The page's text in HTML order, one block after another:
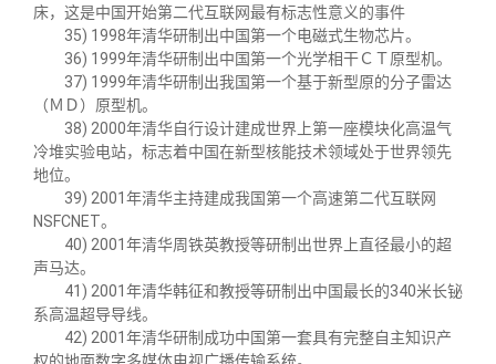
床，这是中国开始第二代互联网最有标志性意义的事件
35) 1998年清华研制出中国第一个电磁式生物芯片。
36) 1999年清华研制出中国第一个光学相干ＣＴ原型机。
37) 1999年清华研制出我国第一个基于新型原的分子雷达
（ＭＤ）原型机。
38) 2000年清华自行设计建成世界上第一座模块化高温气
冷堆实验电站，标志着中国在新型核能技术领域处于世界领先
地位。
39) 2001年清华主持建成我国第一个高速第二代互联网
NSFCNET。
40) 2001年清华周铁英教授等研制出世界上直径最小的超
声马达。
41) 2001年清华韩征和教授等研制出中国最长的340米长铋
系高温超导导线。
42) 2001年清华研制成功中国第一套具有完整自主知识产
权的地面数字多媒体电视广播传输系统。